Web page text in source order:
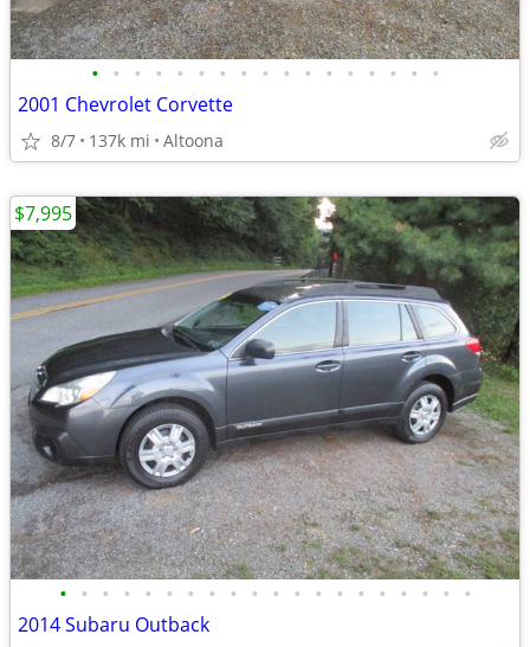
• • • • • • • • • • • • • • • • •
2001 Chevrolet Corvette
8/7 137k mi Altoona
• • • • • • • • • • • • • • • • • • • •
2014 Subaru Outback
$7,995